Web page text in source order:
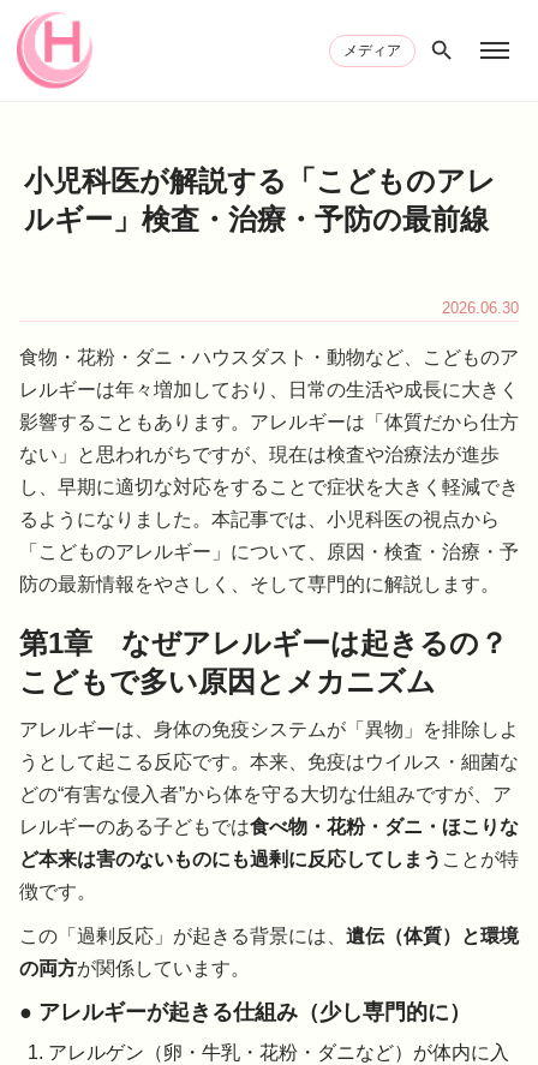
メディア
小児科医が解説する「こどものアレ
ルギー」検査・治療・予防の最前線
2026.06.30
食物・花粉・ダニ・ハウスダスト・動物など、こどものア
レルギーは年々増加しており、日常の生活や成長に大きく
影響することもあります。アレルギーは「体質だから仕方
ない」と思われがちですが、現在は検査や治療法が進歩
し、早期に適切な対応をすることで症状を大きく軽減でき
るようになりました。本記事では、小児科医の視点から
「こどものアレルギー」について、原因・検査・治療・予
防の最新情報をやさしく、そして専門的に解説します。
第1章 なぜアレルギーは起きるの？
こどもで多い原因とメカニズム
アレルギーは、身体の免疫システムが「異物」を排除しよ
うとして起こる反応です。本来、免疫はウイルス・細菌な
どの“有害な侵入者”から体を守る大切な仕組みですが、ア
レルギーのある子どもでは食べ物・花粉・ダニ・ほこりな
ど本来は害のないものにも過剰に反応してしまう ことが特
徴です。
この「過剰反応」が起きる背景には、 遺伝（体質）と環境
の両方が関係しています。
● アレルギーが起きる仕組み（少し専門的に）
アレルゲン（卵・牛乳・花粉・ダニなど）が体内に入